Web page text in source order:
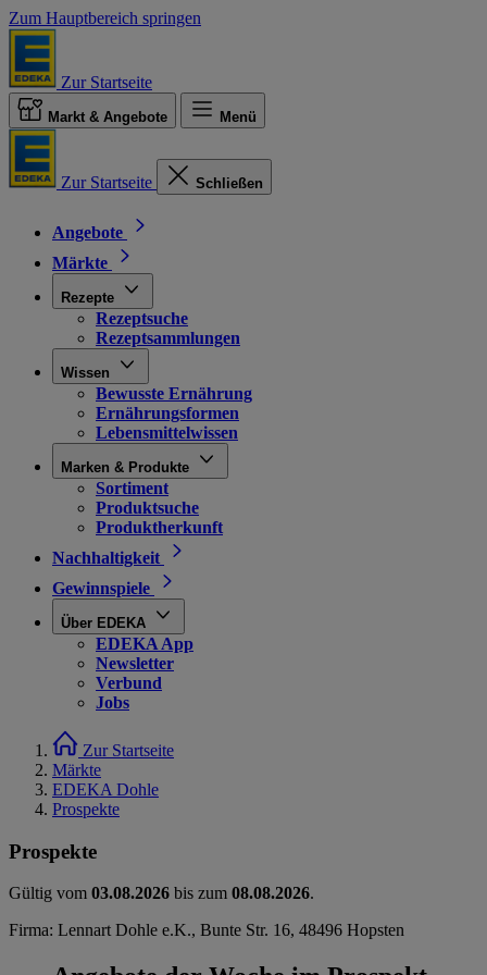
Zum Hauptbereich springen
Zur Startseite
Markt & Angebote Menü
Zur Startseite Schließen
Angebote
Märkte
Rezepte
Rezeptsuche
Rezeptsammlungen
Wissen
Bewusste Ernährung
Ernährungsformen
Lebensmittelwissen
Marken & Produkte
Sortiment
Produktsuche
Produktherkunft
Nachhaltigkeit
Gewinnspiele
Über EDEKA
EDEKA App
Newsletter
Verbund
Jobs
Zur Startseite
Märkte
EDEKA Dohle
Prospekte
Prospekte
Gültig vom 03.08.2026 bis zum 08.08.2026.
Firma: Lennart Dohle e.K., Bunte Str. 16, 48496 Hopsten